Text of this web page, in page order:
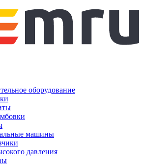
оборудование
машины
давления